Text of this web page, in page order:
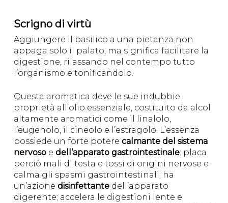
Scrigno di virtù
Aggiungere il basilico a una pietanza non
appaga solo il palato, ma significa facilitare la
digestione, rilassando nel contempo tutto
l’organismo e tonificandolo.
Questa aromatica deve le sue indubbie
proprietà all’olio essenziale, costituito da alcol
altamente aromatici come il linalolo,
l’eugenolo, il cineolo e l’estragolo. L’essenza
possiede un forte potere calmante del sistema
nervosoe dell’apparato gastrointestinale: placa
perciò mali di testa e tossi di origini nervose e
calma gli spasmi gastrointestinali; ha
un’azione disinfettantedell’apparato
digerente; accelera le digestioni lente e